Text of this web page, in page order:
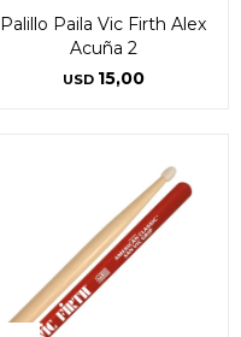
Palillo Paila Vic Firth Alex
Acuña 2
USD 15,00